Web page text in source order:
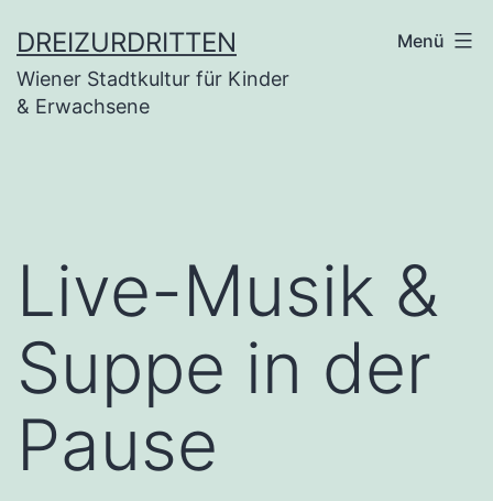
Inhalt
springen
DREIZURDRITTEN
Wiener Stadtkultur für Kinder
& Erwachsene
Menü
Live-Musik &
Suppe in der
Pause